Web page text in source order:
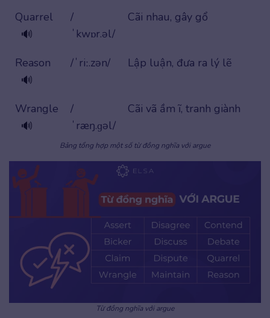
Quarrel
🔊
/
ˈkwɒr.əl/
Cãi nhau, gây gổ
Reason
🔊
/ˈriː.zən/ Lập luận, đưa ra lý lẽ
Wrangle
🔊
/
ˈræŋ.ɡəl/
Cãi vã ầm ĩ, tranh giành
Bảng tổng hợp một số từ đồng nghĩa với argue
Từ đồng nghĩa với argue